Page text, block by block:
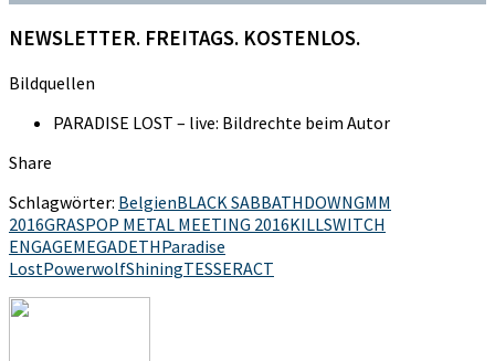
NEWSLETTER. FREITAGS. KOSTENLOS.
Bildquellen
PARADISE LOST – live: Bildrechte beim Autor
Share
Schlagwörter: BelgienBLACK SABBATHDOWNGMM
2016GRASPOP METAL MEETING 2016KILLSWITCH
ENGAGEMEGADETHParadise
LostPowerwolfShiningTESSERACT